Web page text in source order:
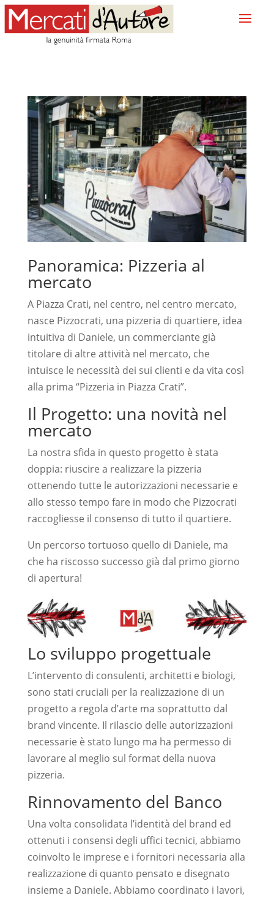
Panoramica: Pizzeria al
mercato
A Piazza Crati, nel centro, nel centro mercato,
nasce Pizzocrati, una pizzeria di quartiere, idea
intuitiva di Daniele, un commerciante già
titolare di altre attività nel mercato, che
intuisce le necessità dei sui clienti e da vita così
alla prima “Pizzeria in Piazza Crati”.
Il Progetto: una novità nel
mercato
La nostra sfida in questo progetto è stata
doppia: riuscire a realizzare la pizzeria
ottenendo tutte le autorizzazioni necessarie e
allo stesso tempo fare in modo che Pizzocrati
raccogliesse il consenso di tutto il quartiere.
Un percorso tortuoso quello di Daniele, ma
che ha riscosso successo già dal primo giorno
di apertura!
Lo sviluppo progettuale
L’intervento di consulenti, architetti e biologi,
sono stati cruciali per la realizzazione di un
progetto a regola d’arte ma soprattutto dal
brand vincente. Il rilascio delle autorizzazioni
necessarie è stato lungo ma ha permesso di
lavorare al meglio sul format della nuova
pizzeria.
Rinnovamento del Banco
Una volta consolidata l’identità del brand ed
ottenuti i consensi degli uffici tecnici, abbiamo
coinvolto le imprese e i fornitori necessaria alla
realizzazione di quanto pensato e disegnato
insieme a Daniele. Abbiamo coordinato i lavori,